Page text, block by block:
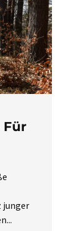
Für
junger